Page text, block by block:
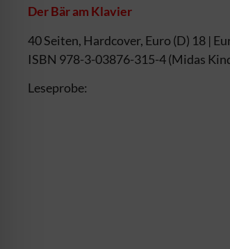
Der Bär am Klavier
40 Seiten, Hardcover, Euro (D) 18 |
ISBN 978-3-03876-315-4 (Midas
Leseprobe: